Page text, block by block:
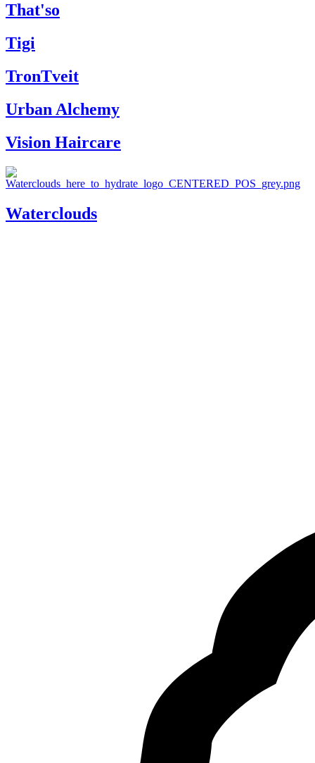
That'so
Tigi
TronTveit
Urban Alchemy
Vision Haircare
Waterclouds